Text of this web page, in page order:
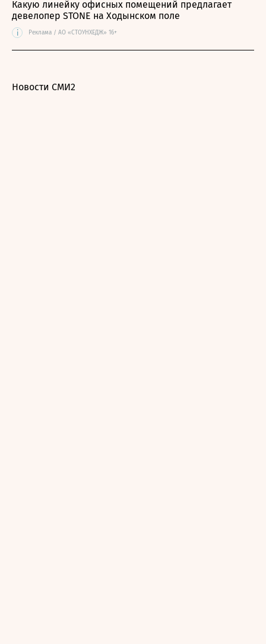
Какую линейку офисных помещений предлагает
девелопер STONE на Ходынском поле
i Реклама / АО «СТОУНХЕДЖ» 16+
Новости СМИ2